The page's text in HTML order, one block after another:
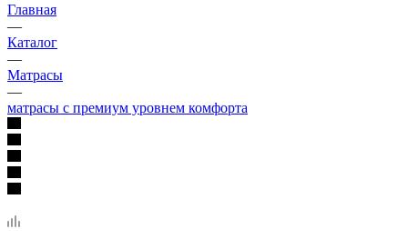
Главная
—
Каталог
—
Матрасы
—
матрасы с премиум уровнем комфорта